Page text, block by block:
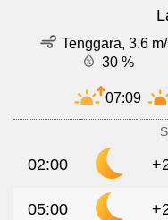
Tenggara, 3.6
30 %
07:09
02:00
05:00